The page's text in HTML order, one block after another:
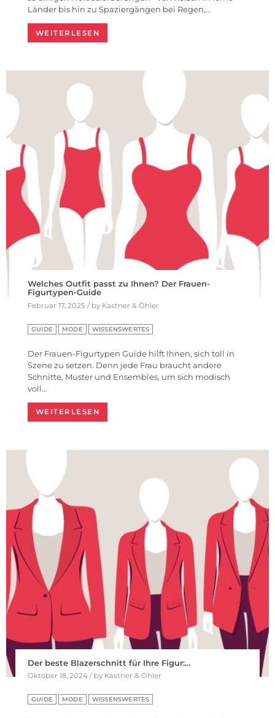
Länder bis hin zu Spaziergängen bei Regen,…
WEITERLESEN
Welches Outfit passt zu Ihnen? Der Frauen-
Figurtypen-Guide
Februar 17, 2025 / by Kastner & Öhler
GUIDE MODE WISSENSWERTES
Der Frauen-Figurtypen Guide hilft Ihnen, sich toll in
Szene zu setzen. Denn jede Frau braucht andere
Schnitte, Muster und Ensembles, um sich modisch
voll…
WEITERLESEN
Der beste Blazerschnitt für Ihre Figur:…
Oktober 18, 2024 / by Kastner & Öhler
GUIDE MODE WISSENSWERTES